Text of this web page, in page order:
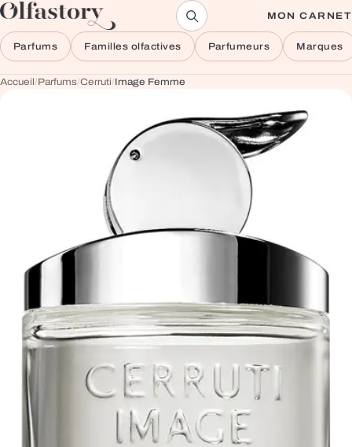
Aller au contenu MON CARNET
Parfums Familles olfactives Parfumeurs Marques
Accueil/Parfums/Cerruti/Image Femme